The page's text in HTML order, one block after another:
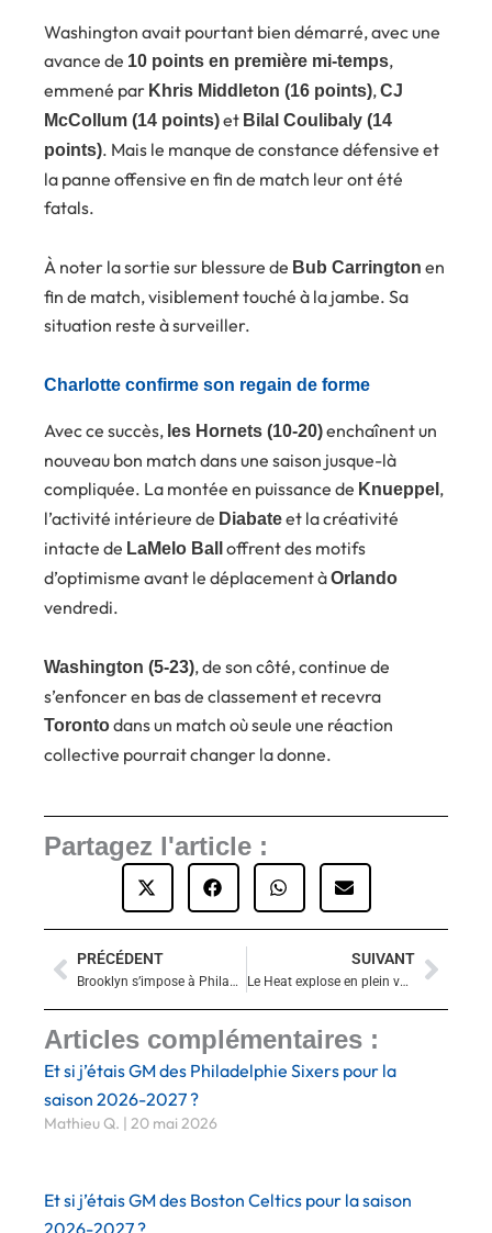
Washington avait pourtant bien démarré, avec une
avance de 10 points en première mi-temps,
emmené par Khris Middleton (16 points),CJ
McCollum (14 points)et Bilal Coulibaly (14
points). Mais le manque de constance défensive et
la panne offensive en fin de match leur ont été
fatals.
À noter la sortie sur blessure de Bub Carrington en
fin de match, visiblement touché à la jambe. Sa
situation reste à surveiller.
Charlotte confirme son regain de forme
Avec ce succès, les Hornets (10-20)enchaînent un
nouveau bon match dans une saison jusque-là
compliquée. La montée en puissance de Knueppel ,
l’activité intérieure de Diabateet la créativité
intacte de LaMelo Ball
offrent des motifs
d’optimisme avant le déplacement àOrlando
vendredi.
Washington (5-23), de son côté, continue de
s’enfoncer en bas de classement et recevra
Torontodans un match où seule une réaction
collective pourrait changer la donne.
Partagez l'article :
Précédent
PRÉCÉDENT
Brooklyn s’impose à Philadelphie, Embiid inquiète un moment
SUIVANT
Le Heat explose en plein vol face aux Raptors
Articles complémentaires :
Et si j’étais GM des Philadelphie Sixers pour la
saison 2026-2027 ?
Mathieu Q. 20 mai 2026
Et si j’étais GM des Boston Celtics pour la saison
2026-2027 ?